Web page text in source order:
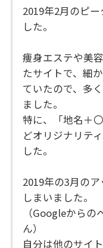
2019年2月のピ
した。
痩身エステや美
たサイトで、細
ていたので、多
ました。
特に、「地名＋
どオリジナリテ
した。
2019年の3月の
しまいました。
（Googleから
ん）
自分は他のサイ